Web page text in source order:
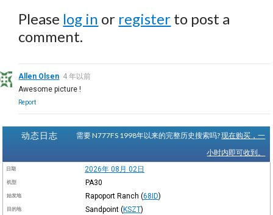
Please log in or register to post a
comment.
Allen Olsen 4 年以前
Awesome picture !
Report
动态日志 需要 N777FS 1998年以来的完整历史搜索吗?现在购买，一
小时内即可收到。
日期 2026年 08月 02日
机型 PA30
始发地 Rapoport Ranch (68ID)
目的地 Sandpoint (KSZT)